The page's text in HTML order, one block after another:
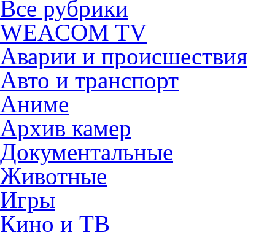
Все рубрики
WEACOM TV
Аварии и происшествия
Авто и транспорт
Аниме
Архив камер
Документальные
Животные
Игры
Кино и ТВ